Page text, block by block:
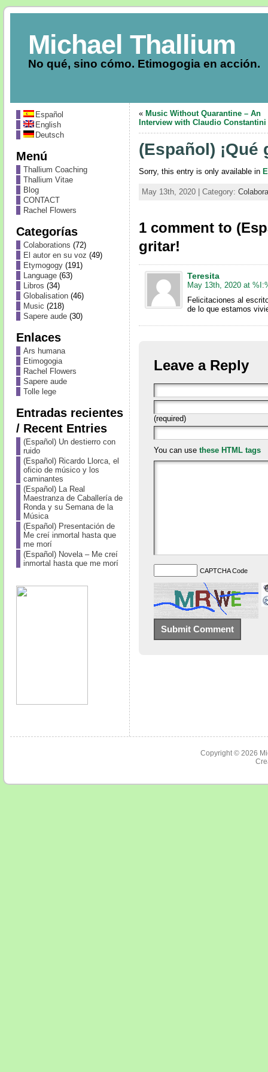
Michael Thallium
No qué, sino cómo. Etimogogia en acción.
Español
English
Deutsch
Menú
Thallium Coaching
Thallium Vitae
Blog
CONTACT
Rachel Flowers
Categorías
Colaborations (72)
El autor en su voz (49)
Etymogogy(191)
Language(63)
Libros (34)
Globalisation(46)
Music (218)
Sapere aude(30)
Enlaces
Ars humana
Etimogogia
Rachel Flowers
Sapere aude
Tolle lege
Entradas recientes
/ Recent Entries
(Español) Un destierro con
ruido
(Español) Ricardo Llorca, el
oficio de músico y los
caminantes
(Español) La Real
Maestranza de Caballería de
Ronda y su Semana de la
Música
(Español) Presentación de
Me creí inmortal hasta que
me morí
(Español) Novela – Me creí
inmortal hasta que me morí
« Music Without Quarantine – An
Interview with Claudio Constantini
(Español)
Sorry, this entry is only available in
May 13th, 2020 | Category:
1 comment to
gritar!
Teresita
May 13th, 2020 at
Felicitaciones al
de lo que estamos
Leave a Reply
(required)
You can use these HTML tags
CAPTCHA Code
Copyright © 2026